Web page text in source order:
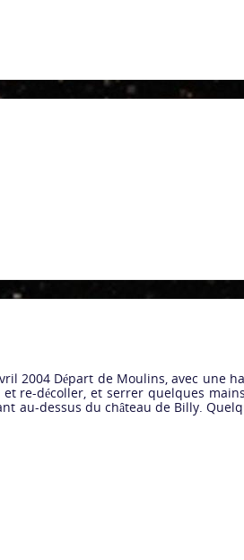
2004 Départ de Moulins, avec une
re-décoller, et serrer quelques
au-dessus du château de Billy.